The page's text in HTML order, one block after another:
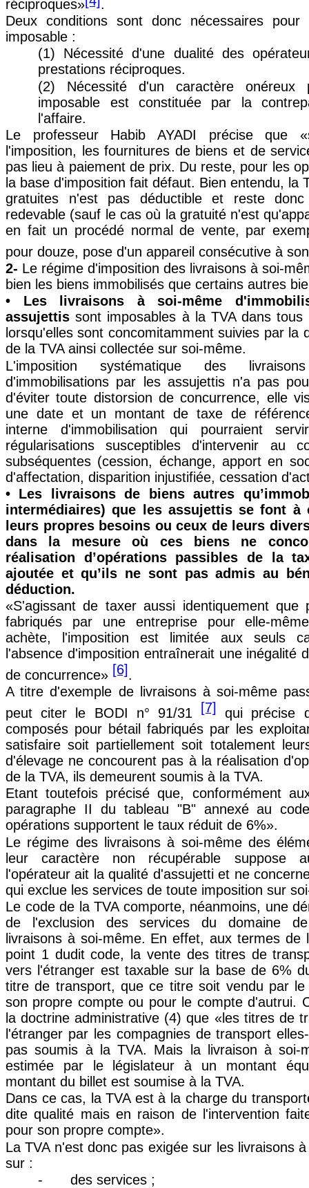
réciproques»
.
Deux conditions sont donc nécessaires
imposable :
(1) Nécessité d'une dualité des
prestations réciproques.
(2) Nécessité d'un caractère onéreux
imposable est constituée par la
l'affaire.
Le professeur Habib AYADI précise que
l'imposition, les fournitures de biens et de
pas lieu à paiement de prix. Du reste, pour les
la base d'imposition fait défaut. Bien entendu, la
gratuites n'est pas déductible et reste
redevable (sauf le cas où la gratuité n'est
en fait un procédé normal de vente, par
pour douze, pose d'un appareil consécutive à
2- Le régime d'imposition des livraisons à soi-
bien les biens immobilisés que certains autres
• Les livraisons à soi-même
assujettis sont imposables à la TVA dans
lorsqu'elles sont concomitamment suivies par la
de la TVA ainsi collectée sur soi-même.
L'imposition systématique des
d'immobilisations par les assujettis n'a pas
d'éviter toute distorsion de concurrence, elle
une date et un montant de taxe de
interne d'immobilisation qui pourraient
régularisations susceptibles d'intervenir au
subséquentes (cession, échange, apport en
d'affectation, disparition injustifiée, cessation
• Les livraisons de biens autres
intermédiaires) que les assujettis se font à
leurs propres besoins ou ceux de leurs
dans la mesure où ces biens ne
réalisation d’opérations passibles de la
ajoutée et qu’ils ne sont pas admis au
déduction.
«S'agissant de taxer aussi identiquement que
fabriqués par une entreprise pour elle-
achète, l'imposition est limitée aux seuls
l'absence d'imposition entraînerait une inégalité
de concurrence» [6].
A titre d'exemple de livraisons à soi-même
peut citer le BODI n° 91/31
[7]
qui précise
composés pour bétail fabriqués par les
satisfaire soit partiellement soit totalement
d'élevage ne concourent pas à la réalisation
de la TVA, ils demeurent soumis à la TVA.
Etant toutefois précisé que, conformément
paragraphe II du tableau "B" annexé au
opérations supportent le taux réduit de 6%».
Le régime des livraisons à soi-même des
leur caractère non récupérable suppose
l'opérateur ait la qualité d'assujetti et ne
qui exclue les services de toute imposition sur
Le code de la TVA comporte, néanmoins, une
de l'exclusion des services du domaine
livraisons à soi-même. En effet, aux termes de
point 1 dudit code, la vente des titres de
vers l'étranger est taxable sur la base de 6%
titre de transport, que ce titre soit vendu par le
son propre compte ou pour le compte d'autrui.
la doctrine administrative (4) que «les titres de
l'étranger par les compagnies de transport
pas soumis à la TVA. Mais la livraison à soi-
estimée par le législateur à un montant
montant du billet est soumise à la TVA.
Dans ce cas, la TVA est à la charge du
dite qualité mais en raison de l'intervention
pour son propre compte».
La TVA n'est donc pas exigée sur les livraisons
sur :
-
des services ;